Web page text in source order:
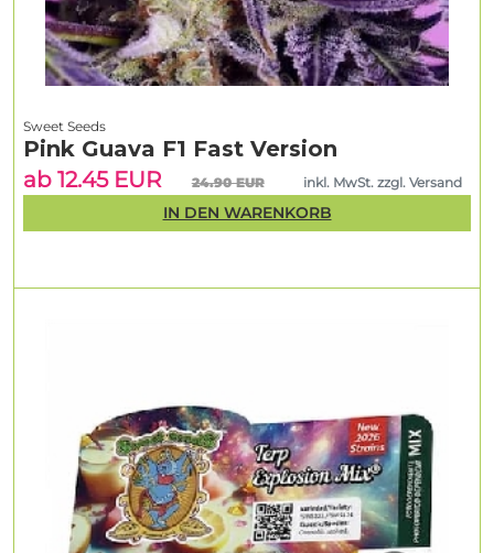
Sweet Seeds
Pink Guava F1 Fast Version
ab 12.45 EUR
24.90 EUR inkl. MwSt. zzgl. Versand
IN DEN WARENKORB